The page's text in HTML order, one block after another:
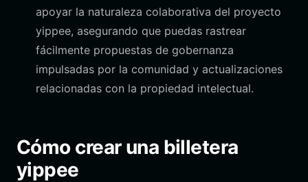
apoyar la naturaleza colaborativa del proyecto
yippee, asegurando que puedas rastrear
fácilmente propuestas de gobernanza
impulsadas por la comunidad y actualizaciones
relacionadas con la propiedad intelectual.
Cómo crear una billetera
yippee